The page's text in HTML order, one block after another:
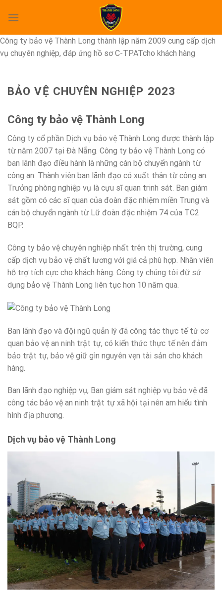
Công ty bảo vệ Thành Long thành lập năm 2009 cung cấp dịch
vụ chuyên nghiệp, đáp ứng hồ sơ C-TPATcho khách hàng
BẢO VỆ CHUYÊN NGHIỆP 2023
Công ty bảo vệ Thành Long
Công ty cổ phần Dịch vụ bảo vệ Thành Long được thành lập
từ năm 2007 tại Đà Nẵng. Công ty bảo vệ Thành Long có
ban lãnh đạo điều hành là những cán bộ chuyển ngành từ
công an. Thành viên ban lãnh đạo có xuất thân từ công an.
Trưởng phòng nghiệp vụ là cựu sĩ quan trinh sát. Ban giám
sát gồm có các sĩ quan của đoàn đặc nhiệm miền Trung và
cán bộ chuyển ngành từ Lữ đoàn đặc nhiệm 74 của TC2
BQP.
Công ty bảo vệ chuyên nghiệp nhất trên thị trường, cung
cấp dịch vụ bảo vệ chất lương với giá cả phù hợp. Nhân viên
hỗ trợ tích cực cho khách hàng. Công ty chúng tôi đữ sử
dụng bảo vệ Thành Long liên tục hơn 10 năm qua.
Ban lãnh đạo và đội ngũ quản lý đã công tác thực tế từ cơ
quan bảo vệ an ninh trật tự, có kiến thức thực tế nên đảm
bảo trật tự, bảo vệ giữ gìn nguyên vẹn tài sản cho khách
hàng.
Ban lãnh đạo nghiệp vụ, Ban giám sát nghiệp vụ bảo vệ đã
công tác bảo vệ an ninh trật tự xã hội tại nên am hiểu tình
hình địa phương.
Dịch vụ bảo vệ Thành Long